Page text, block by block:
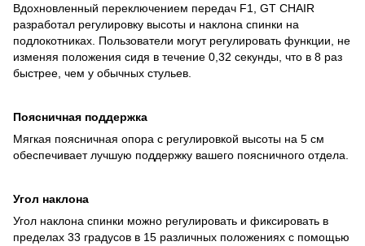
Вдохновленный переключением передач F1, GT CHAIR
разработал регулировку высоты и наклона спинки на
подлокотниках. Пользователи могут регулировать функции, не
изменяя положения сидя в течение 0,32 секунды, что в 8 раз
быстрее, чем у обычных стульев.
Поясничная поддержка
Мягкая поясничная опора с регулировкой высоты на 5 см
обеспечивает лучшую поддержку вашего поясничного отдела.
Угол наклона
Угол наклона спинки можно регулировать и фиксировать в
пределах 33 градусов в 15 различных положениях с помощью